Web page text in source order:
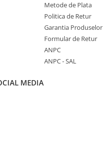
Metode de Plata
Politica de Retur
Garantia Produselor
Formular de Retur
ANPC
ANPC - SAL
MEDIA